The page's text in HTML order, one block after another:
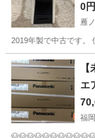
0円
雁
2019年製で中古です。
福岡 福岡市
エ
モ
福